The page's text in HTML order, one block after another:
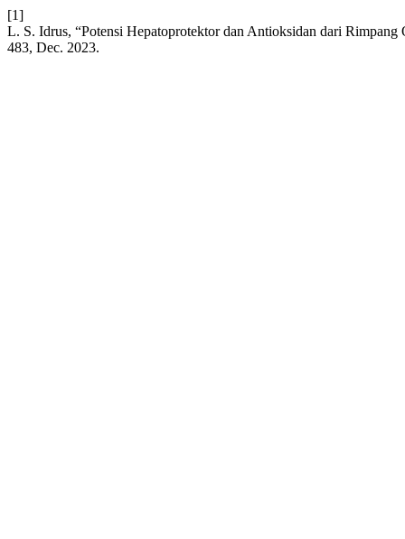
[1]
L. S. Idrus, “Potensi Hepatoprotektor dan Antioksidan dari
483, Dec. 2023.